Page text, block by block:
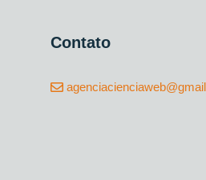
Contato